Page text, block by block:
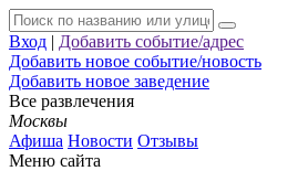
Вход | Добавить событие/адрес
Добавить новое событие/новость
Добавить новое заведение
Все развлечения
Москвы
Афиша Новости Отзывы
Меню сайта